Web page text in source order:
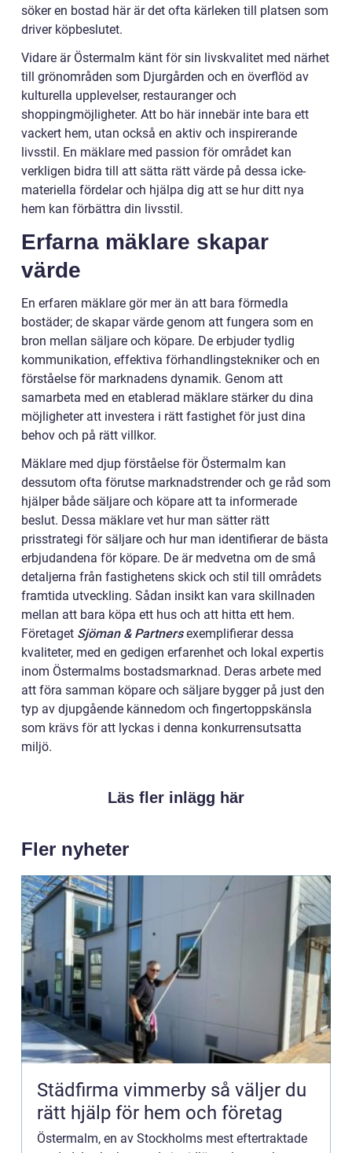
söker en bostad här är det ofta kärleken till platsen som
driver köpbeslutet.
Vidare är Östermalm känt för sin livskvalitet med närhet
till grönområden som Djurgården och en överflöd av
kulturella upplevelser, restauranger och
shoppingmöjligheter. Att bo här innebär inte bara ett
vackert hem, utan också en aktiv och inspirerande
livsstil. En mäklare med passion för området kan
verkligen bidra till att sätta rätt värde på dessa icke-
materiella fördelar och hjälpa dig att se hur ditt nya
hem kan förbättra din livsstil.
Erfarna mäklare skapar
värde
En erfaren mäklare gör mer än att bara förmedla
bostäder; de skapar värde genom att fungera som en
bron mellan säljare och köpare. De erbjuder tydlig
kommunikation, effektiva förhandlingstekniker och en
förståelse för marknadens dynamik. Genom att
samarbeta med en etablerad mäklare stärker du dina
möjligheter att investera i rätt fastighet för just dina
behov och på rätt villkor.
Mäklare med djup förståelse för Östermalm kan
dessutom ofta förutse marknadstrender och ge råd som
hjälper både säljare och köpare att ta informerade
beslut. Dessa mäklare vet hur man sätter rätt
prisstrategi för säljare och hur man identifierar de bästa
erbjudandena för köpare. De är medvetna om de små
detaljerna från fastighetens skick och stil till områdets
framtida utveckling. Sådan insikt kan vara skillnaden
mellan att bara köpa ett hus och att hitta ett hem.
Företaget Sjöman & Partnersexemplifierar dessa
kvaliteter, med en gedigen erfarenhet och lokal expertis
inom Östermalms bostadsmarknad. Deras arbete med
att föra samman köpare och säljare bygger på just den
typ av djupgående kännedom och fingertoppskänsla
som krävs för att lyckas i denna konkurrensutsatta
miljö.
Läs fler inlägg här
Fler nyheter
Städfirma vimmerby så väljer du
rätt hjälp för hem och företag
Östermalm, en av Stockholms mest eftertraktade